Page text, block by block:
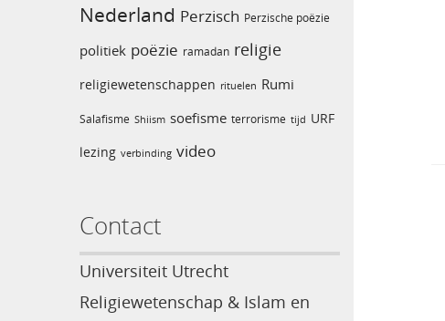
Nederland Perzisch Perzische poëzie
politiek poëzie ramadan religie
religiewetenschappen rituelen Rumi
Salafisme Shiism soefisme terrorisme tijd URF
lezing verbinding video
Contact
Universiteit Utrecht
Religiewetenschap & Islam en